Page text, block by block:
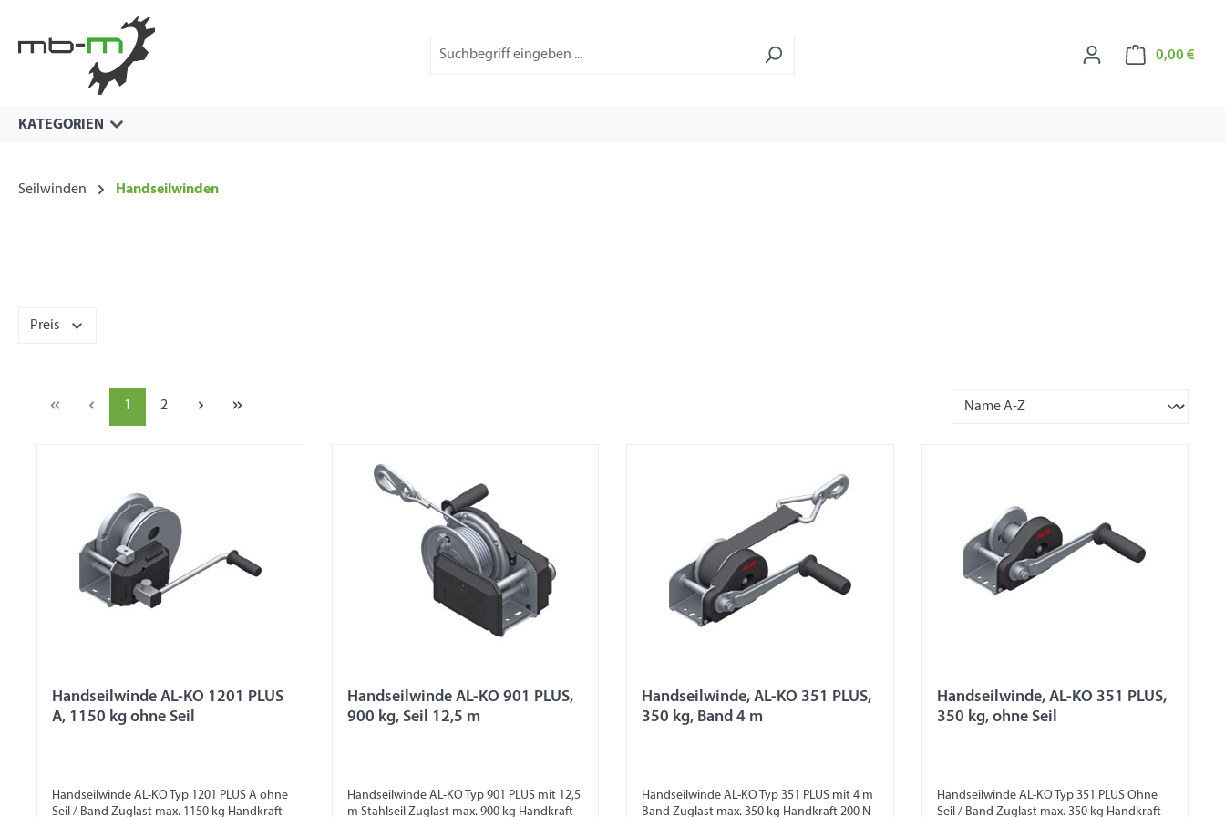
Zur Hauptnavigation springen
0,00 €
KATEGORIEN
Seilwinden Handseilwinden
Preis
1 2
Handseilwinde AL-KO 1201 PLUS
A, 1150 kg ohne Seil
Handseilwinde AL-KO Typ 1201 PLUS A ohne
Seil / Band Zuglast max. 1150 kg Handkraft
Handseilwinde AL-KO 901 PLUS,
900 kg, Seil 12,5 m
Handseilwinde AL-KO Typ 901 PLUS mit 12,5
m Stahlseil Zuglast max. 900 kg Handkraft
Handseilwinde, AL-KO 351 PLUS,
350 kg, Band 4 m
Handseilwinde AL-KO Typ 351 PLUS mit 4 m
Band Zuglast max. 350 kg Handkraft 200 N
Handseilwinde, AL-KO 351 PLUS,
350 kg, ohne Seil
Handseilwinde AL-KO Typ 351 PLUS Ohne
Seil / Band Zuglast max. 350 kg Handkraft